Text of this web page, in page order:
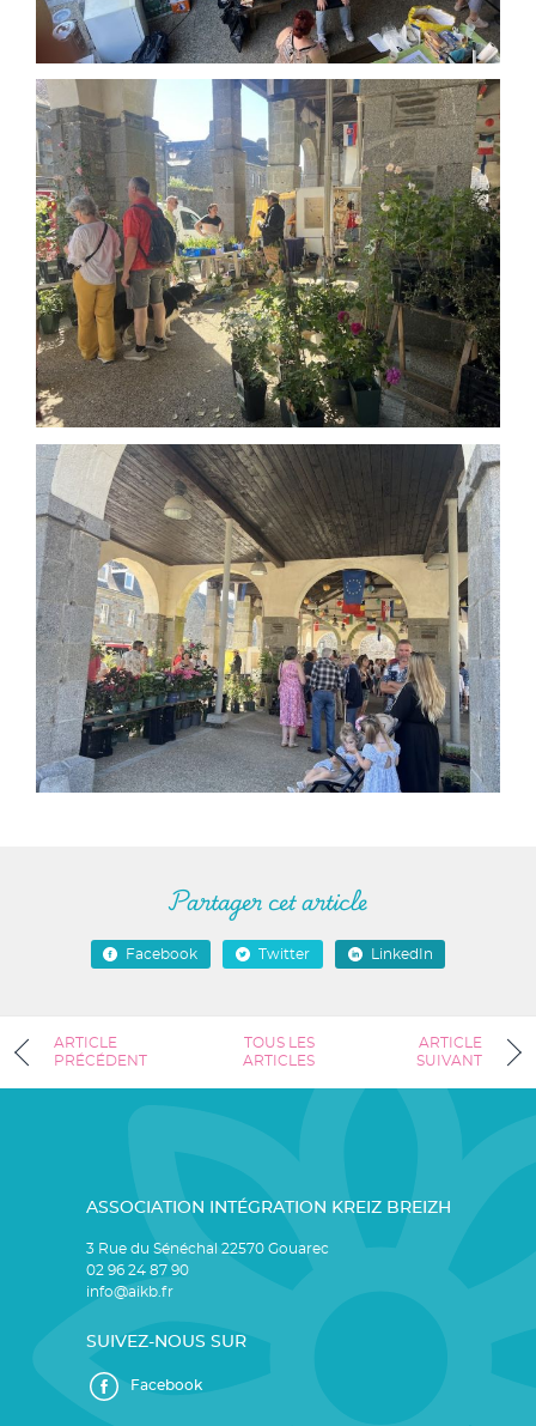
Partager cet article
Facebook Twitter LinkedIn
ARTICLE
PRÉCÉDENT
TOUS LES
ARTICLES
ARTICLE
SUIVANT
ASSOCIATION INTÉGRATION KREIZ BREIZH
3 Rue du Sénéchal 22570 Gouarec
02 96 24 87 90
info@aikb.fr
SUIVEZ-NOUS SUR
Facebook